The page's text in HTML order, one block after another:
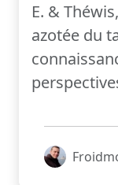
E. &
azotée du